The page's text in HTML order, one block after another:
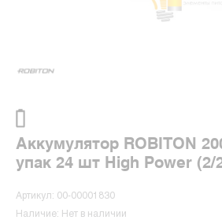
Аккумулятор ROBITON
упак 24 шт High Power (2/
Артикул: 00-00001830
Наличие: Нет в наличии